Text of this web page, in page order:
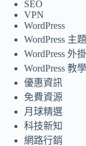
SEO
VPN
WordPress
WordPress 主題
WordPress 外掛
WordPress 教學
優惠資訊
免費資源
月球精選
科技新知
網路行銷